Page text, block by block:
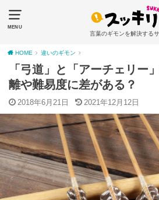
MENU
言葉のギモンを解決する
HOME 違いのギモン
「弓道」と「アーチェリー
離や難易度に差がある？
2018年6月21日 2021年12月12日